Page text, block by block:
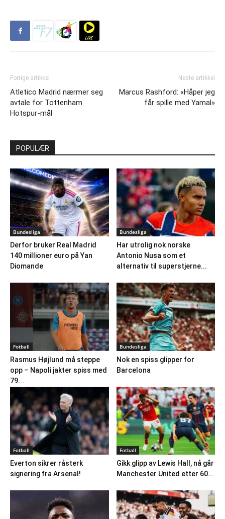
Forrige artikkel
Atletico Madrid nærmer seg
avtale for Tottenham
Hotspur-mål
Neste artikkel
Marcus Rashford: «Håper jeg
får spille med Yamal»
POPULÆR
Bundesliga
Derfor bruker Real Madrid
140 millioner euro på Yan
Diomande
Bundesliga
Har utrolig nok norske
Antonio Nusa som et
alternativ til superstjerne...
Fotball
Rasmus Højlund må steppe
opp – Napoli jakter spiss med
79...
Bundesliga
Nok en spiss glipper for
Barcelona
Fotball
Everton sikrer råsterk
signering fra Arsenal!
Fotball
Gikk glipp av Lewis Hall, nå går
Manchester United etter 60...